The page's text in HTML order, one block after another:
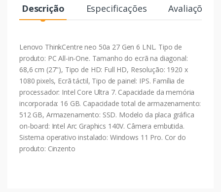
Descrição Especificações Avaliações
Lenovo ThinkCentre neo 50a 27 Gen 6 LNL. Tipo de
produto: PC All-in-One. Tamanho do ecrã na diagonal:
68,6 cm (27"), Tipo de HD: Full HD, Resolução: 1920 x
1080 pixels, Ecrã táctil, Tipo de painel: IPS. Família de
processador: Intel Core Ultra 7. Capacidade da memória
incorporada: 16 GB. Capacidade total de armazenamento:
512 GB, Armazenamento: SSD. Modelo da placa gráfica
on-board: Intel Arc Graphics 140V. Câmera embutida.
Sistema operativo instalado: Windows 11 Pro. Cor do
produto: Cinzento